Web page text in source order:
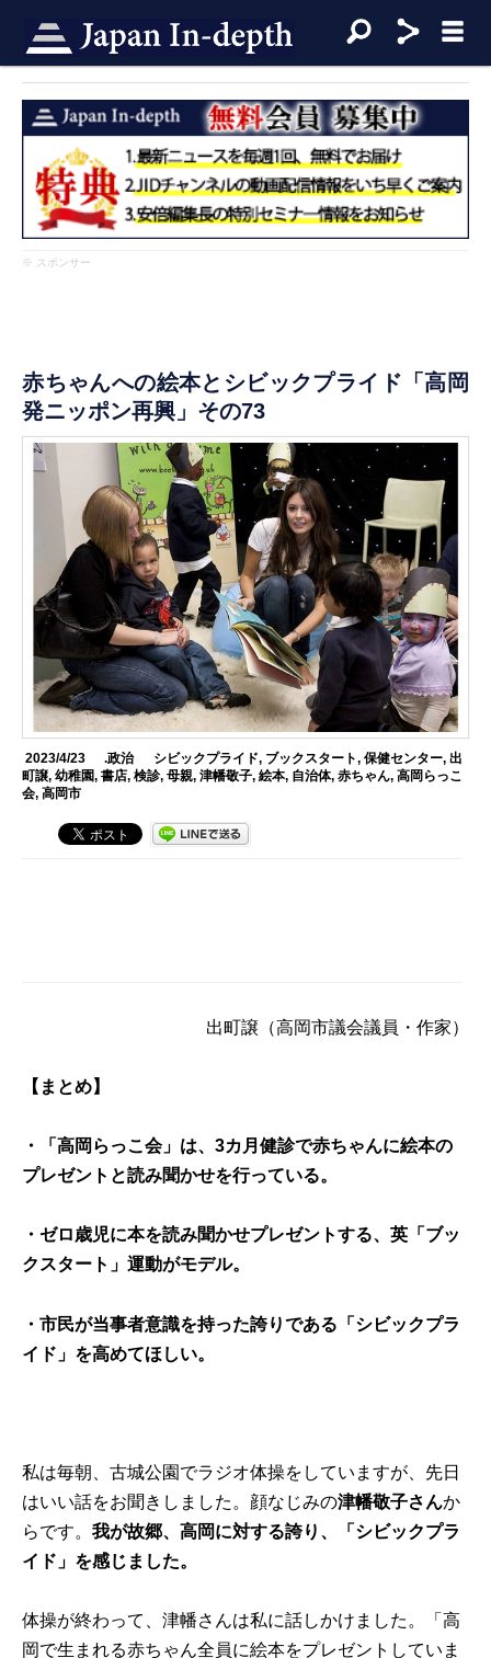
※ スポンサー
赤ちゃんへの絵本とシビックプライド「高岡
発ニッポン再興」その73
2023/4/23 .政治 シビックプライド, ブックスタート, 保健センター, 出
町譲,幼稚園,書店,検診,母親,津幡敬子,絵本, 自治体,赤ちゃん,高岡らっこ
会,高岡市
出町譲（高岡市議会議員・作家）
【まとめ】
・「高岡らっこ会」は、3カ月健診で赤ちゃんに絵本の
プレゼントと読み聞かせを行っている。
・ゼロ歳児に本を読み聞かせプレゼントする、英「ブッ
クスタート」運動がモデル。
・市民が当事者意識を持った誇りである「シビックプラ
イド」を高めてほしい。
私は毎朝、古城公園でラジオ体操をしていますが、先日
はいい話をお聞きしました。顔なじみの津幡敬子さんか
らです。我が故郷、高岡に対する誇り、「シビックプラ
イド」を感じました。
体操が終わって、津幡さんは私に話しかけました。「高
岡で生まれる赤ちゃん全員に絵本をプレゼントしていま